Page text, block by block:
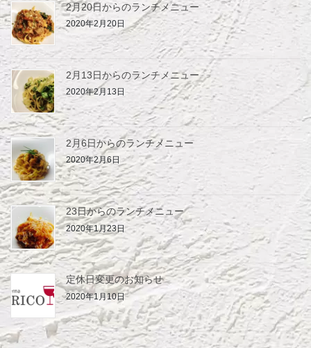
2月20日からのランチメニュー
2020年2月20日
2月13日からのランチメニュー
2020年2月13日
2月6日からのランチメニュー
2020年2月6日
23日からのランチメニュー
2020年1月23日
定休日変更のお知らせ
2020年1月10日